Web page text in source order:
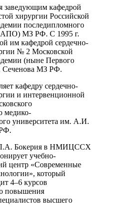
заведующим кафедрой
хирургии Российской
последипломного
МЗ РФ. С 1995 г.
им кафедрой сердечно-
№ 2 Московской
(ныне Первого
МЗ РФ.
кафедру сердечно-
и интервенционной
медико-
университета им. А.И.
Бокерия в НМИЦССХ
учебно-
центр «Современные
который
4–6 курсов
повышения
высшего